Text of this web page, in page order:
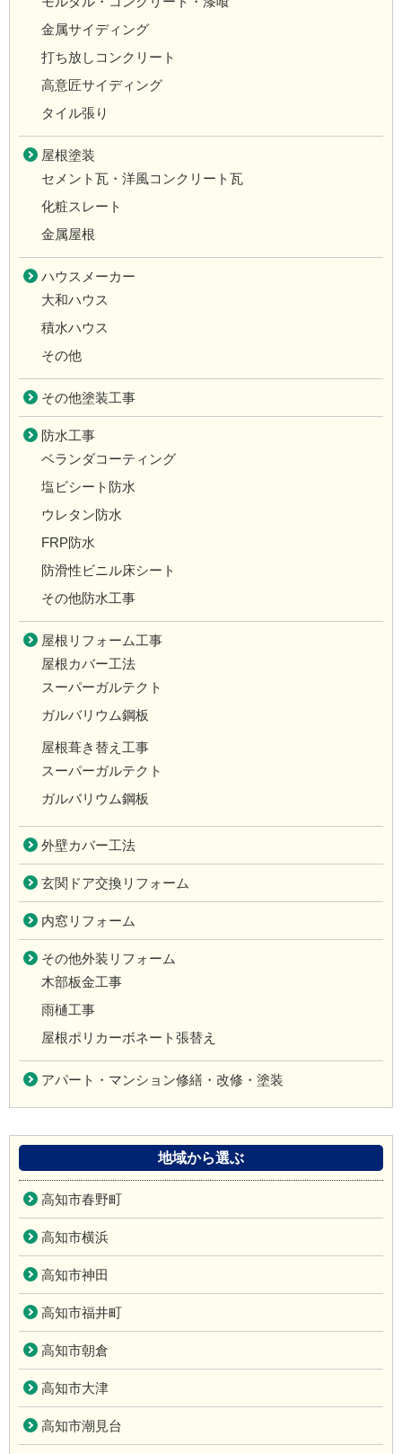
金属サイディング
打ち放しコンクリート
高意匠サイディング
タイル張り
屋根塗装
セメント瓦・洋風コンクリート瓦
化粧スレート
金属屋根
ハウスメーカー
大和ハウス
積水ハウス
その他
その他塗装工事
防水工事
ベランダコーティング
塩ビシート防水
ウレタン防水
FRP防水
防滑性ビニル床シート
その他防水工事
屋根リフォーム工事
屋根カバー工法
スーパーガルテクト
ガルバリウム鋼板
屋根葺き替え工事
スーパーガルテクト
ガルバリウム鋼板
外壁カバー工法
玄関ドア交換リフォーム
内窓リフォーム
その他外装リフォーム
木部板金工事
雨樋工事
屋根ポリカーボネート張替え
アパート・マンション修繕・改修・塗装
地域から選ぶ
高知市春野町
高知市横浜
高知市神田
高知市福井町
高知市朝倉
高知市大津
高知市潮見台